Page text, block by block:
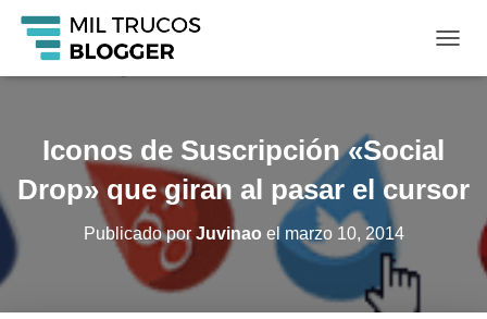
A
M
Iconos de Suscripción «Social
Drop» que giran al pasar el cursor
Publicado por Juvinao el marzo 10, 2014